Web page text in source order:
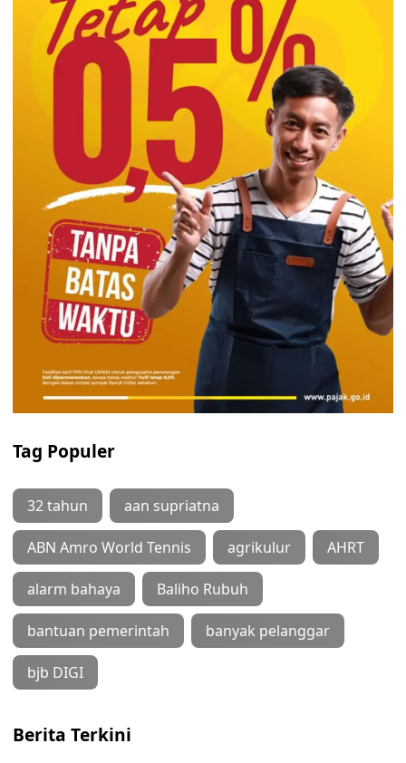
Tag Populer
32 tahun aan supriatna
ABN Amro World Tennis agrikulur AHRT
alarm bahaya Baliho Rubuh
bantuan pemerintah banyak pelanggar
bjb DIGI
Berita Terkini